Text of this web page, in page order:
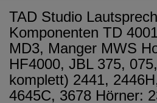
TAD Studio
Komponenten TD
MD3, Manger MWS
HF4000, JBL 375,
komplett) 2441,
4645C, 3678 Hörner: